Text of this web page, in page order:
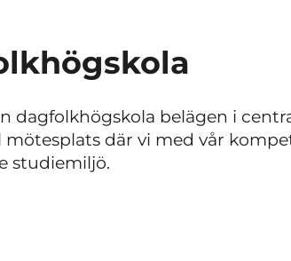
dagfolkhögskola belägen i
där vi med vår
studiemiljö.